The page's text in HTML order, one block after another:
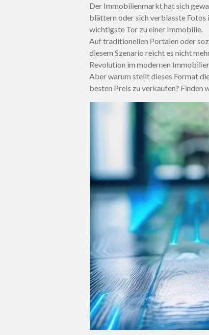
Der Immobilienmarkt hat sich
blättern oder sich verblasste Fotos
wichtigste Tor zu einer Immobilie.
Auf traditionellen Portalen oder
diesem Szenario reicht es nicht
Revolution im modernen
Aber warum stellt dieses Format
besten Preis zu verkaufen? Finden